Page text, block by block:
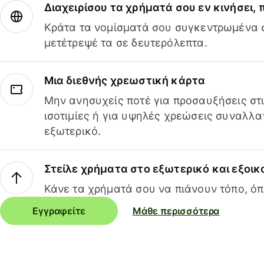
Διαχειρίσου τα χρήματά σου εν
Κράτα τα νομίσματά σου συγκεντρωμένα
μετέτρεψέ τα σε δευτερόλεπτα.
Μια διεθνής χρεωστική κάρτα
Μην ανησυχείς ποτέ για προσαυξήσεις
ισοτιμίες ή για υψηλές χρεώσεις
εξωτερικό.
Στείλε χρήματα στο εξωτερικό και
Κάνε τα χρήματά σου να πιάνουν τόπο,
Εγγραφείτε Μάθε περισσότερα